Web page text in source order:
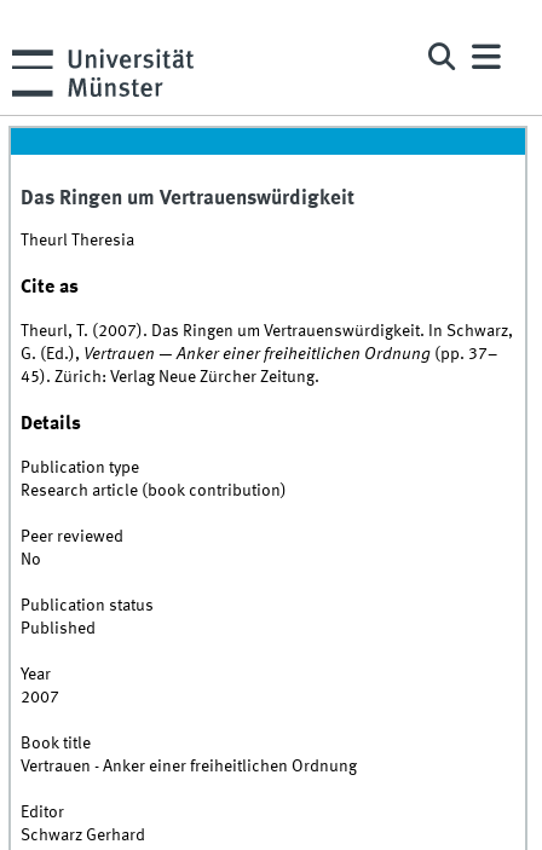
Das Ringen um Vertrauenswürdigkeit
Theurl Theresia
Cite as
Theurl, T. (2007). Das Ringen um Vertrauenswürdigkeit. In Schwarz,
G. (Ed.), Vertrauen — Anker einer freiheitlichen Ordnung (pp. 37–
45). Zürich: Verlag Neue Zürcher Zeitung.
Details
Publication type
Research article (book contribution)
Peer reviewed
No
Publication status
Published
Year
2007
Book title
Vertrauen - Anker einer freiheitlichen Ordnung
Editor
Schwarz Gerhard